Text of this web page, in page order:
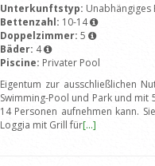
Unterkunftstyp: Unabhängiges
Bettenzahl: 10-14
Doppelzimmer: 5
Bäder: 4
Piscine: Privater Pool
Eigentum zur ausschließlichen
Swimming-Pool und Park und
14 Personen aufnehmen kann.
Loggia mit Grill für[...]